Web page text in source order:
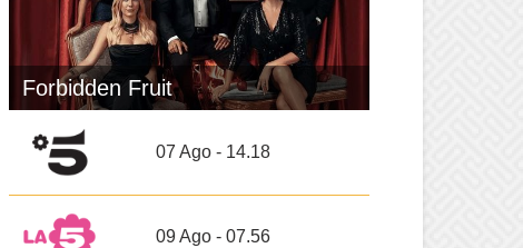
Forbidden Fruit
07 Ago - 14.18
09 Ago - 07.56